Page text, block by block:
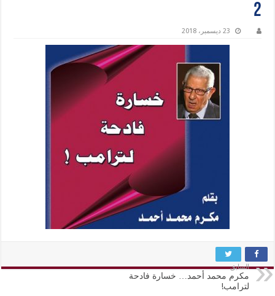
2
23 ديسمبر، 2018
السابق
مكرم محمد أحمد… خسارة فادحة
لترامب!